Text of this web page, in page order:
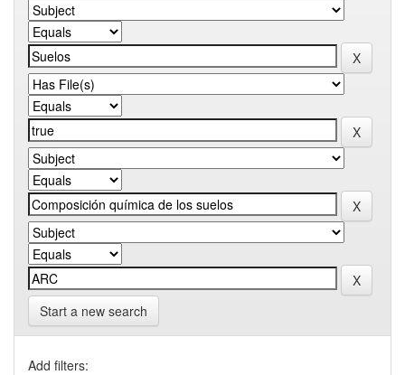
Start a new search
Add filters: